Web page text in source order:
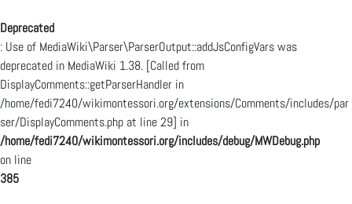
Deprecated
: Use of MediaWiki\Parser\ParserOutput::addJsConfigVars was
deprecated in MediaWiki 1.38. [Called from
DisplayComments::getParserHandler in
/home/fedi7240/wikimontessori.org/extensions/Comments/includes/par
ser/DisplayComments.php at line 29] in
/home/fedi7240/wikimontessori.org/includes/debug/MWDebug.php
on line
385